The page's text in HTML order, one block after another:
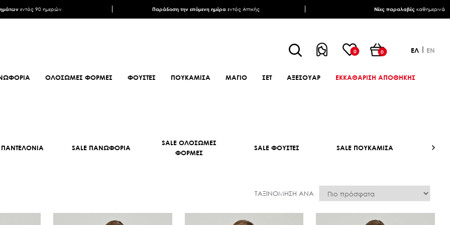
εντός 90 ημερών Παράδοση την επόμενη ημέρα εντός Αττικής Νέες παραλαβέςκαθημερινά
0 0 ΕΛ EN
ΟΛΟΣΩΜΕΣ ΦΟΡΜΕΣ ΦΟΥΣΤΕΣ ΠΟΥΚΑΜΙΣΑ ΜΑΓΙΟ ΣΕΤ ΑΞΕΣΟΥΑΡ
ΦΟΥΛΑΡΙΑ ΕΜΠΡΙΜΕ
ΜΟΝΟΧΡΩΜΑ
ΜΠΟΤΑΚΙΑ
ΕΚΚΑΘΑΡΙΣΗ ΑΠΟΘΗΚΗΣ
ΠΑΝΤΕΛΟΝΙΑ SALE ΠΑΝΩΦΟΡΙΑ
SALE ΟΛΟΣΩΜΕΣ
ΦΟΡΜΕΣ
SALE ΦΟΥΣΤΕΣ SALE ΠΟΥΚΑΜΙΣΑ
ΤΑΞΙΝΌΜΗΣΗ ΑΝΆ